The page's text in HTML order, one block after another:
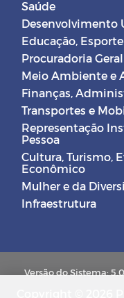
Saúde
Desenvolvimento
Educação,
Procuradoria
Meio Ambiente e
Finanças,
Transportes e
Representação
Pessoa
Cultura, Turismo,
Econômico
Mulher e da
Infraestrutura
Versão do Sistema: